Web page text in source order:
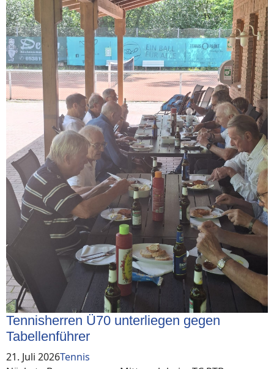
Tennisherren Ü70 unterliegen gegen
Tabellenführer
21. Juli 2026Tennis